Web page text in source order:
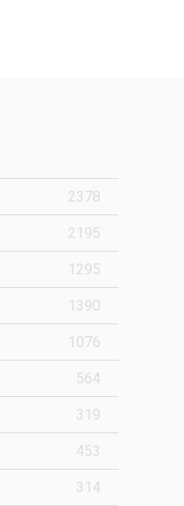
2378
2195
1295
1390
1076
564
319
453
314